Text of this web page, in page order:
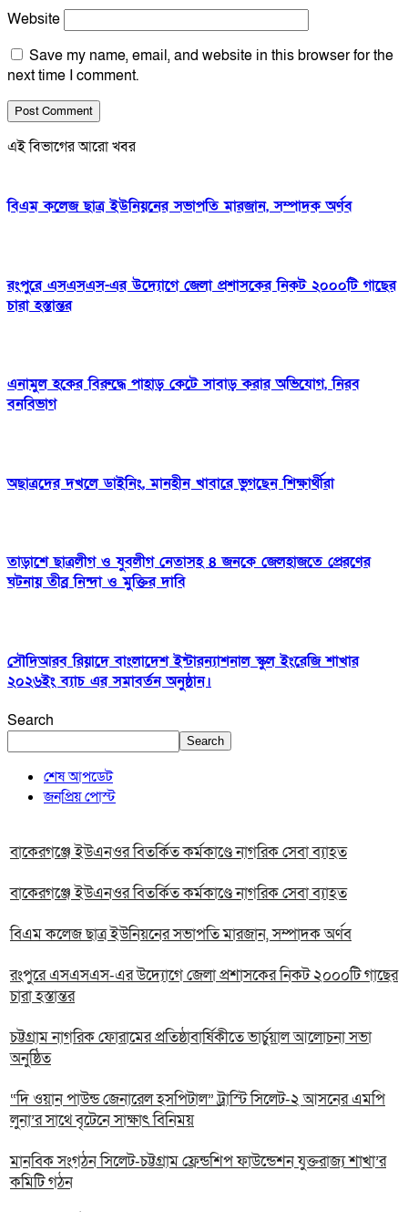
Website
Save my name, email, and website in this browser for the
next time I comment.
এই বিভাগের আরো খবর
বিএম কলেজ ছাত্র ইউনিয়নের সভাপতি মারজান, সম্পাদক অর্ণব
রংপুরে এসএসএস-এর উদ্যোগে জেলা প্রশাসকের নিকট ২০০০টি গাছের
চারা হস্তান্তর
এনামুল হকের বিরুদ্ধে পাহাড় কেটে সাবাড় করার অভিযোগ, নিরব
বনবিভাগ
অছাত্রদের দখলে ডাইনিং, মানহীন খাবারে ভুগছেন শিক্ষার্থীরা
তাড়াশে ছাত্রলীগ ও যুবলীগ নেতাসহ ৪ জনকে জেলহাজতে প্রেরণের
ঘটনায় তীব্র নিন্দা ও মুক্তির দাবি
সৌদিআরব রিয়াদে বাংলাদেশ ইন্টারন্যাশনাল স্কুল ইংরেজি শাখার
২০২৬ইং ব‍্যাচ এর সমাবর্তন অনুষ্ঠান।
Search
Search
শেষ আপডেট
জনপ্রিয় পোস্ট
বাকেরগঞ্জে ইউএনওর বিতর্কিত কর্মকাণ্ডে নাগরিক সেবা ব্যাহত
বাকেরগঞ্জে ইউএনওর বিতর্কিত কর্মকাণ্ডে নাগরিক সেবা ব্যাহত
বিএম কলেজ ছাত্র ইউনিয়নের সভাপতি মারজান, সম্পাদক অর্ণব
রংপুরে এসএসএস-এর উদ্যোগে জেলা প্রশাসকের নিকট ২০০০টি গাছের
চারা হস্তান্তর
চট্টগ্রাম নাগরিক ফোরামের প্রতিষ্ঠাবার্ষিকীতে ভার্চুয়াল আলোচনা সভা
অনুষ্ঠিত
“দি ওয়ান পাউন্ড জেনারেল হসপিটাল” ট্রাস্টি সিলেট-২ আসনের এমপি
লুনা’র সা‌থে বৃটেনে সাক্ষাৎ বিনিময়
মানবিক সংগঠন সিলেট-চট্টগ্রাম ফ্রেন্ডশিপ ফাউন্ডেশন যুক্তরাজ্য শাখা’র
কমিটি গঠন